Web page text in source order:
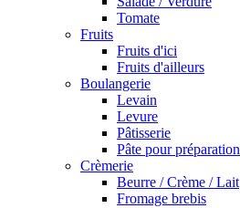
Tomate
Fruits
Fruits d'ici
Fruits d'ailleurs
Boulangerie
Levain
Levure
Pâtisserie
Pâte pour préparation
Crèmerie
Beurre / Crème / Lait
Fromage brebis